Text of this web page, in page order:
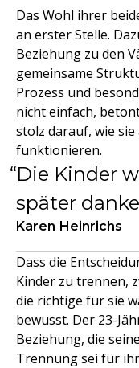
Das Wohl ihrer
an erster Stelle.
Beziehung zu den
gemeinsame
Prozess und
nicht einfach,
stolz darauf, wie
funktionieren.
Die Kinder
später
Karen Heinrichs
Dass die
Kinder zu trennen,
die richtige für sie
bewusst. Der 23-
Beziehung, die
Trennung sei für